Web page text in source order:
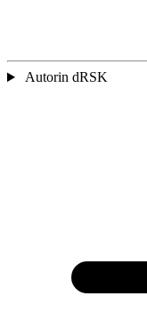
Autorin dRSK